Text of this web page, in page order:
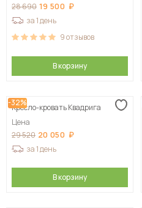
28 690 19 500
за 1 день
9отзывов
В корзину
-32%
Кресло-кровать Квадрига
Цена
29 520 20 050
за 1 день
В корзину